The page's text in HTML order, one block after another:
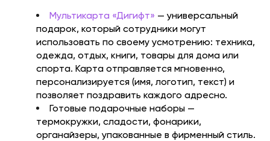
Мультикарта «Дигифт» — универсальный
подарок, который сотрудники могут
использовать по своему усмотрению: техника,
одежда, отдых, книги, товары для дома или
спорта. Карта отправляется мгновенно,
персонализируется (имя, логотип, текст) и
позволяет поздравить каждого адресно.
Готовые подарочные наборы —
термокружки, сладости, фонарики,
органайзеры, упакованные в фирменный стиль.